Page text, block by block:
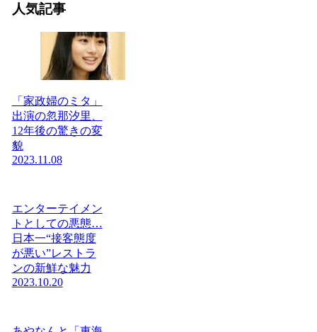
人気記事
「家政婦のミタ」
出演の忽那汐里、
12年後の驚きの変
貌
2023.11.08
エンターテイメン
トとしての悪態…
日本一“接客態度
が悪い”レストラ
ンの新鮮な魅力
2023.10.20